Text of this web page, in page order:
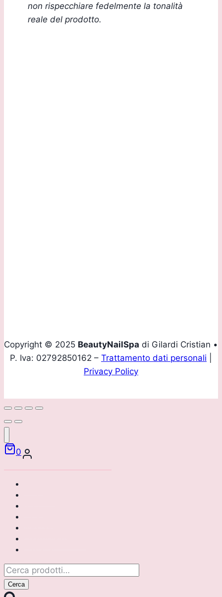
non rispecchiare fedelmente la tonalità
reale del prodotto.
Copyright © 2025 BeautyNailSpa di Gilardi Cristian •
P. Iva: 02792850162 – Trattamento dati personali
Privacy Policy
0
Cerca:
Cerca